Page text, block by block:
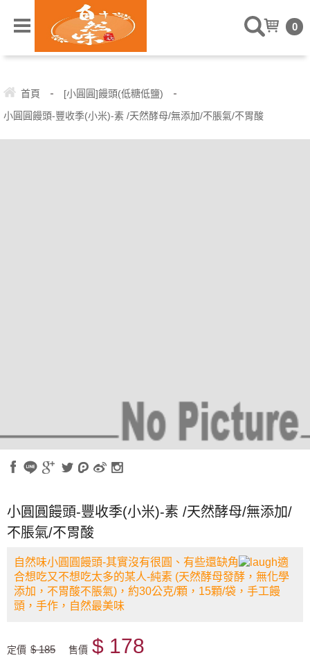
0
首頁 - [小圓圓]饅頭(低糖低鹽) -
小圓圓饅頭-豐收季(小米)-素 /天然酵母/無添加/不脹氣/不胃酸
小圓圓饅頭-豐收季(小米)-素 /天然酵母/無添加/
不脹氣/不胃酸
自然味小圓圓饅頭-其實沒有很圓、有些還缺角
適
合想吃又不想吃太多的某人-純素 (天然酵母發酵，無化學
添加，不胃酸不脹氣)，約30公克/顆，15顆/袋，手工饅
頭，手作，自然最美味
定價 $ 185 售價 $ 178